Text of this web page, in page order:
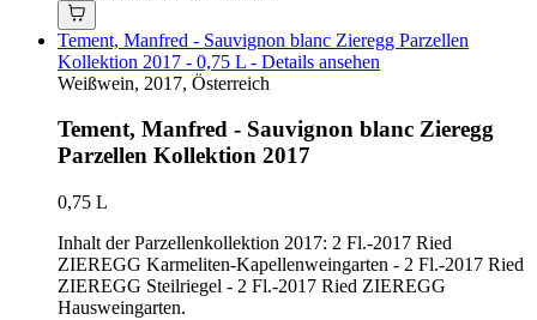
Tement, Manfred - Sauvignon blanc Zieregg Parzellen
Kollektion 2017 - 0,75 L - Details ansehen
Weißwein, 2017, Österreich
Tement, Manfred - Sauvignon blanc Zieregg
Parzellen Kollektion 2017
0,75 L
Inhalt der Parzellenkollektion 2017: 2 Fl.-2017 Ried
ZIEREGG Karmeliten-Kapellenweingarten - 2 Fl.-2017 Ried
ZIEREGG Steilriegel - 2 Fl.-2017 Ried ZIEREGG
Hausweingarten.